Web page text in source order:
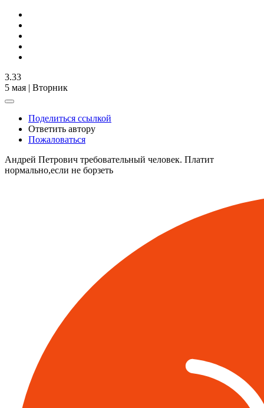
3.33
5 мая | Вторник
Поделиться ссылкой
Ответить автору
Пожаловаться
Андрей Петрович требовательный человек. Платит
нормально,если не борзеть